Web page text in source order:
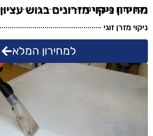
מחירון ניקוי מזרונים בגוש עציון
ניקוי מזרן סטנדרט
ניקוי מזרן זוגי
למחירון המלא